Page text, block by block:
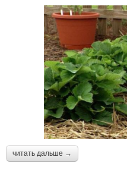
читать дальше →